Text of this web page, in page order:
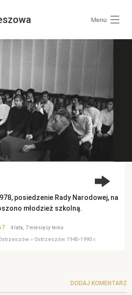
Menu
posiedzenie Rady Narodowej, na
młodzież szkolną.
4 lata, 7 miesięcy temu
» Ostrzeszów 1945-1990 r.
DODAJ KOMENTARZ